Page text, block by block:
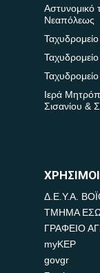
Αστυνομικό
Νεαπόλεως
Ταχυδρομείο
Ιερά
Σισανίου &
Δ.Ε.Υ.Α.
ΤΜΗΜΑ
ΓΡΑΦΕΙΟ
myKEP
govgr